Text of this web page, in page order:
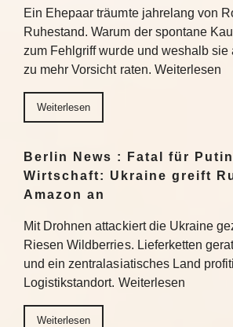
Ein Ehepaar träumte jahrelang von
Ruhestand. Warum der spontane
zum Fehlgriff wurde und weshalb sie
zu mehr Vorsicht raten. Weiterlesen
Weiterlesen
Berlin News : Fatal für
Wirtschaft: Ukraine greift
Amazon an
Mit Drohnen attackiert die Ukraine
Riesen Wildberries. Lieferketten
und ein zentralasiatisches Land
Logistikstandort. Weiterlesen
Weiterlesen